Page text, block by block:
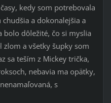
kedy som potrebovala
a dokonalejšia a
bolo dôležité, čo si myslia
zlom a všetky šupky som
sa teším z Mickey trička,
nebavia ma opätky,
s